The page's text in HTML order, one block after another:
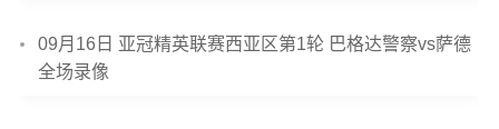
09月16日 亚冠精英联赛西亚区第1轮 巴格达警察vs萨德
全场录像